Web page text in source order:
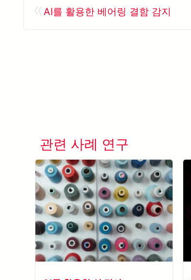
AI를 활용한 베어링 결함 감지
관련 사례 연구